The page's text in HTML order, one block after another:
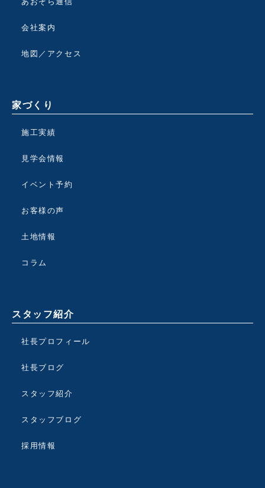
会社案内
地図／アクセス
家づくり
施工実績
見学会情報
イベント予約
お客様の声
土地情報
コラム
スタッフ紹介
社長プロフィール
社長ブログ
スタッフ紹介
スタッフブログ
採用情報